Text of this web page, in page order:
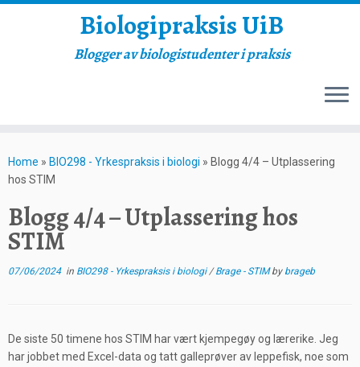
to
content
Biologipraksis UiB
Blogger av biologistudenter i praksis
Home » BIO298 - Yrkespraksis i biologi » Blogg 4/4 – Utplassering
hos STIM
Blogg 4/4 – Utplassering hos
STIM
07/06/2024in BIO298 - Yrkespraksis i biologi/Brage - STIMby brageb
De siste 50 timene hos STIM har vært kjempegøy og lærerike. Jeg
har jobbet med Excel-data og tatt galleprøver av leppefisk, noe som